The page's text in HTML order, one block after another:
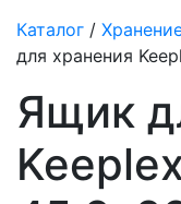
Каталог /
для хранения
Ящик